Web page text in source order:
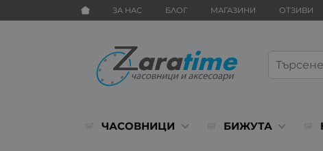
ЗА НАС БЛОГ МАГАЗИНИ ОТЗИВИ
ЧАСОВНИЦИ БИЖУТА